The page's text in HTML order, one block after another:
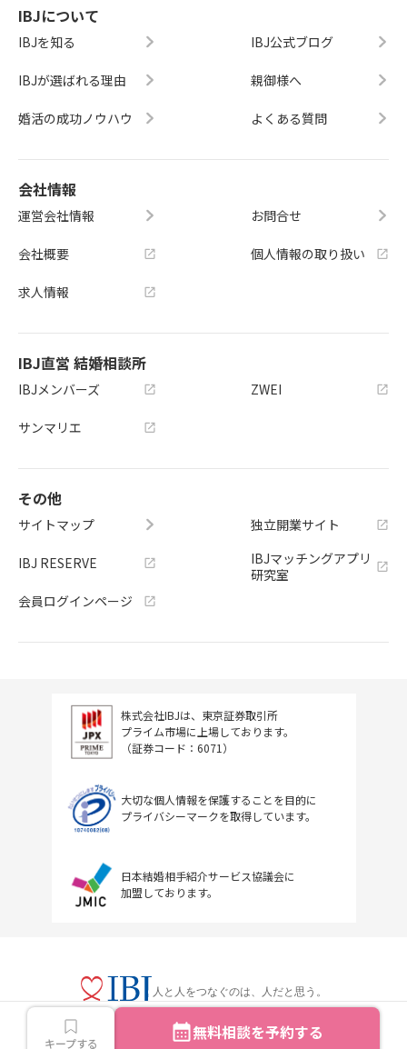
キープする 無料相談を予約する
IBJについて
IBJを知る
IBJが選ばれる理由
婚活の成功ノウハウ
IBJ公式ブログ
親御様へ
よくある質問
会社情報
運営会社情報
会社概要
求人情報
お問合せ
個人情報の取り扱い
IBJ直営 結婚相談所
IBJメンバーズ
サンマリエ
ZWEI
その他
サイトマップ
IBJ RESERVE
会員ログインページ
独立開業サイト
IBJマッチングアプリ
研究室
株式会社IBJは、東京証券取引所
プライム市場に上場しております。
（証券コード：6071）
大切な個人情報を保護することを目的に
プライバシーマークを取得しています。
日本結婚相手紹介サービス協議会に
加盟しております。
人と人をつなぐのは、人だと思う。